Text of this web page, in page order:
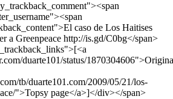
caso de Los Haitises
a Greenpeace http://is.gd/C0bg</span>
duarte101/status/
tb/duarte101.com/2009/05/21/los-
">Topsy page</a>]</div></span>